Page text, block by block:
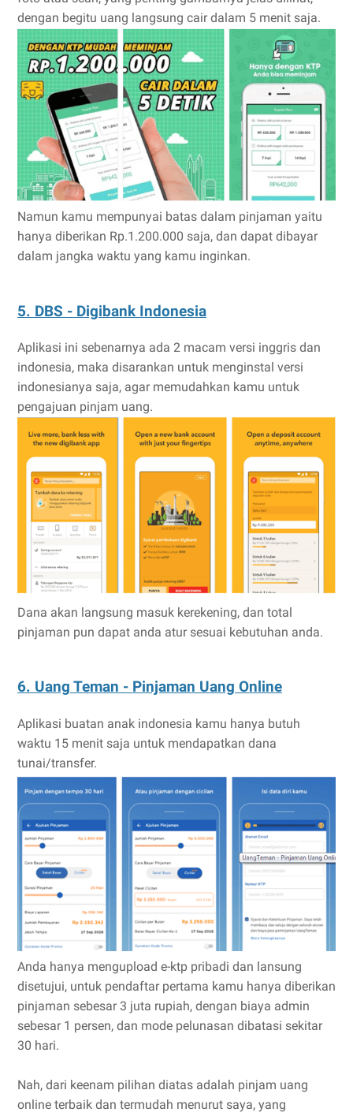
dengan begitu uang langsung cair dalam 5 menit saja.
Namun kamu mempunyai batas dalam pinjaman yaitu
hanya diberikan Rp.1.200.000 saja, dan dapat dibayar
dalam jangka waktu yang kamu inginkan.
5. DBS - Digibank Indonesia
Aplikasi ini sebenarnya ada 2 macam versi inggris dan
indonesia, maka disarankan untuk menginstal versi
indonesianya saja, agar memudahkan kamu untuk
pengajuan pinjam uang.
Dana akan langsung masuk kerekening, dan total
pinjaman pun dapat anda atur sesuai kebutuhan anda.
6. Uang Teman - Pinjaman Uang Online
Aplikasi buatan anak indonesia kamu hanya butuh
waktu 15 menit saja untuk mendapatkan dana
tunai/transfer.
Anda hanya mengupload e-ktp pribadi dan lansung
disetujui, untuk pendaftar pertama kamu hanya diberikan
pinjaman sebesar 3 juta rupiah, dengan biaya admin
sebesar 1 persen, dan mode pelunasan dibatasi sekitar
30 hari.
Nah, dari keenam pilihan diatas adalah pinjam uang
online terbaik dan termudah menurut saya, yang